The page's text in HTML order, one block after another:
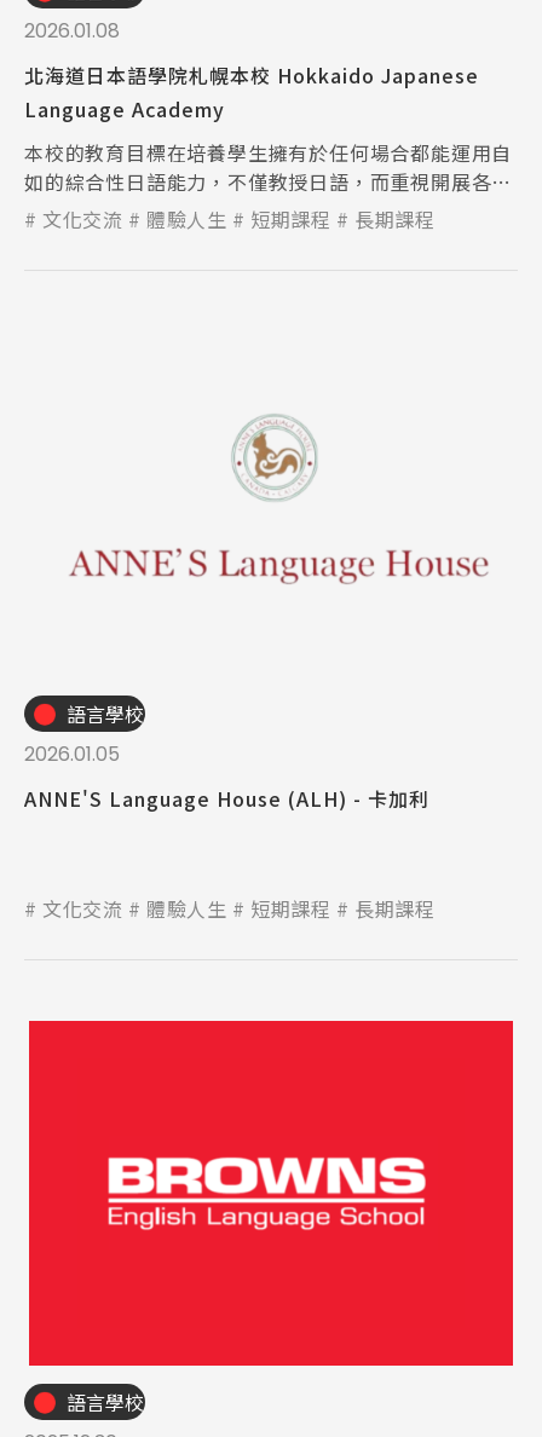
2026.01.08
北海道日本語學院札幌本校 Hokkaido Japanese
Language Academy
本校的教育目標在培養學生擁有於任何場合都能運用自
如的綜合性日語能力，不僅教授日語，而重視開展各種
各樣的跨文化交流活動，以「去學習、去遊玩、去感
文化交流 體驗人生 短期課程 長期課程
語言學校
2026.01.05
ANNE'S Language House (ALH) - 卡加利
文化交流 體驗人生 短期課程 長期課程
語言學校